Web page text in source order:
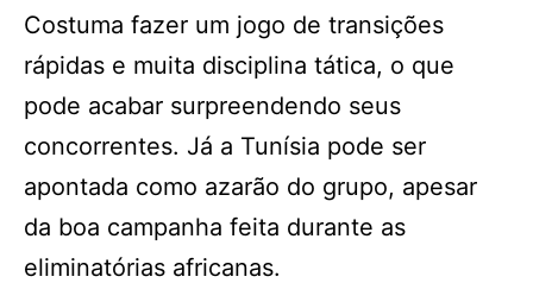
Costuma fazer um jogo de transições
rápidas e muita disciplina tática, o que
pode acabar surpreendendo seus
concorrentes. Já a Tunísia pode ser
apontada como azarão do grupo, apesar
da boa campanha feita durante as
eliminatórias africanas.